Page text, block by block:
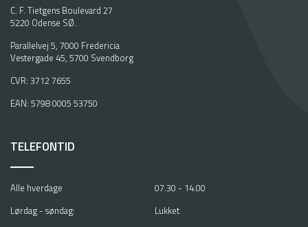
C. F. Tietgens Boulevard 27
5220 Odense SØ.
Parallelvej 5, 7000 Fredericia
Vestergade 45, 5700 Svendborg
CVR: 3712 7655
EAN: 5798 0005 53750
TELEFONTID
Alle hverdage
07.30 - 14.00
Lørdag - søndag:
Lukket